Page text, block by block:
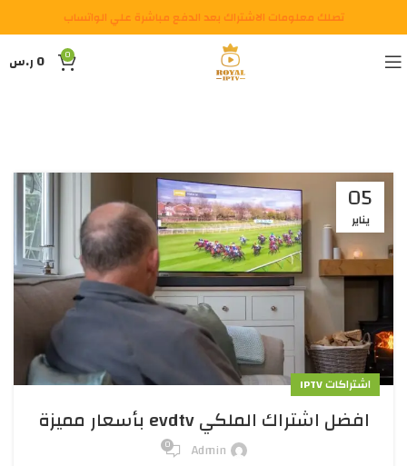
تصلك معلومات الاشتراك بعد الدفع مباشرة علي الواتساب
0
0 ر.س
05
يناير
اشتراكات IPTV
افضل اشتراك الملكي evdtv بأسعار مميزة
Admin
0